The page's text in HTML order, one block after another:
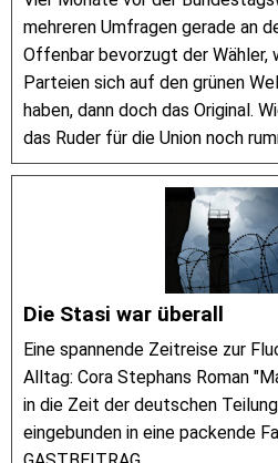
mehreren Umfragen gerade an
Offenbar bevorzugt der Wähler,
Parteien sich auf den grünen
haben, dann doch das Original.
das Ruder für die Union noch
Die Stasi war überall
Eine spannende Zeitreise zur
Alltag: Cora Stephans Roman
in die Zeit der deutschen
eingebunden in eine packende